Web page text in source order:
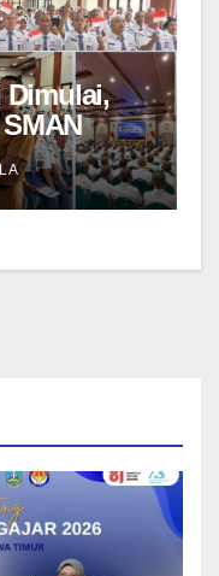
Dimulai,
Siap
Baru